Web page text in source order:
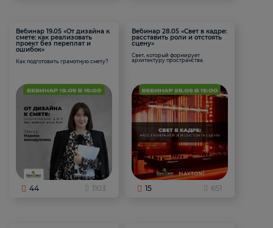
Вебинар 19.05 «От дизайна к
смете: как реализовать
проект без переплат и
ошибок»
Как подготовить грамотную смету?
44 1103
Вебинар 28.05 «Свет в кадре:
расставить роли и отстоять
сцену»
Свет, который формирует
архитектуру пространства.
15 651